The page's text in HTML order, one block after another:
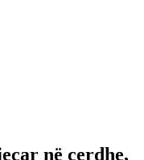
në çerdhe,